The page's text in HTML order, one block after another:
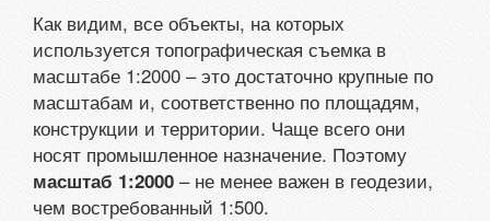
Как видим, все объекты, на которых
используется топографическая съемка в
масштабе 1:2000 – это достаточно крупные по
масштабам и, соответственно по площадям,
конструкции и территории. Чаще всего они
носят промышленное назначение. Поэтому
масштаб 1:2000 – не менее важен в геодезии,
чем востребованный 1:500.